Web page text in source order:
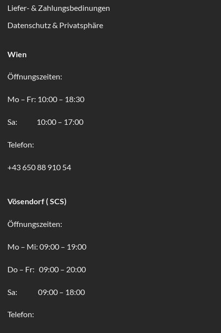
Liefer- & Zahlungsbedinungen
Datenschutz & Privatsphäre
Wien
Öffnungszeiten:
Mo – Fr: 10:00 – 18:30
Sa: 10:00 – 17:00
Telefon:
+43 650 88 910 54
Vösendorf ( SCS)
Öffnungszeiten:
Mo – Mi: 09:00 – 19:00
Do – Fr: 09:00 – 20:00
Sa: 09:00 – 18:00
Telefon: